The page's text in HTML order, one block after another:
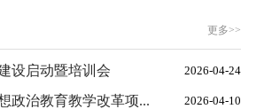
更多>>
设启动暨培训会 2026-04-24
政治教育教学改革项... 2026-04-10